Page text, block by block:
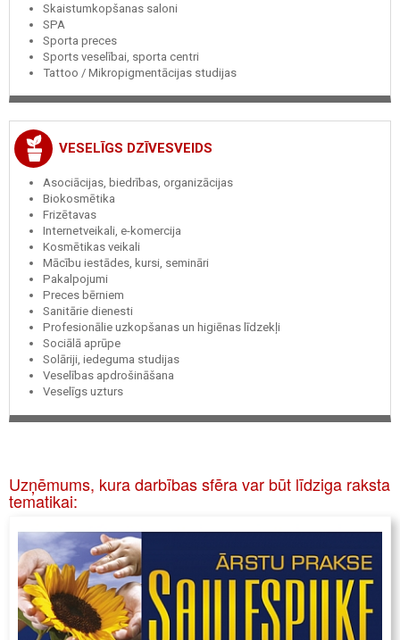
Skaistumkopšanas saloni
SPA
Sporta preces
Sports veselībai, sporta centri
Tattoo / Mikropigmentācijas studijas
VESELĪGS DZĪVESVEIDS
Asociācijas, biedrības, organizācijas
Biokosmētika
Frizētavas
Internetveikali, e-komercija
Kosmētikas veikali
Mācību iestādes, kursi, semināri
Pakalpojumi
Preces bērniem
Sanitārie dienesti
Profesionālie uzkopšanas un higiēnas līdzekļi
Sociālā aprūpe
Solāriji, iedeguma studijas
Veselības apdrošināšana
Veselīgs uzturs
Uzņēmums, kura darbības sfēra var būt līdziga raksta
tematikai: